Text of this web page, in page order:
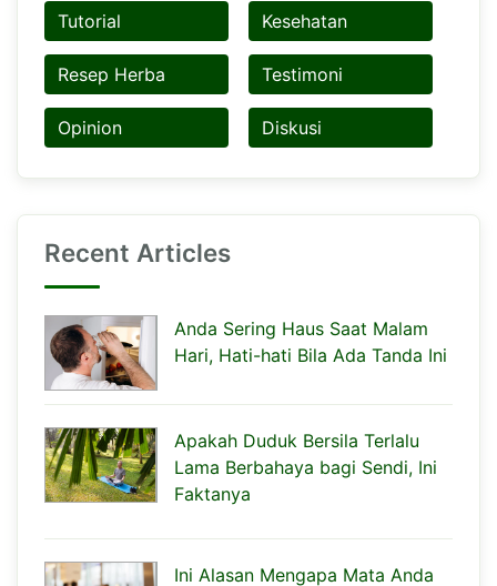
Tutorial Kesehatan
Resep Herba Testimoni
Opinion Diskusi
Recent Articles
Anda Sering Haus Saat Malam
Hari, Hati-hati Bila Ada Tanda Ini
Apakah Duduk Bersila Terlalu
Lama Berbahaya bagi Sendi, Ini
Faktanya
Ini Alasan Mengapa Mata Anda